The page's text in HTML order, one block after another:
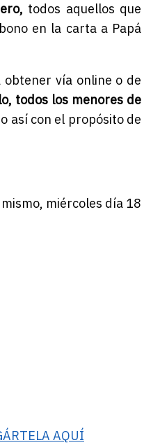
todos aquellos que
en la carta a Papá
obtener vía online o de
todos los menores de
así con el propósito de
miércoles día 18
AQUÍ